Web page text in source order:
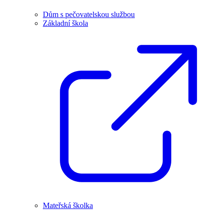
Dům s pečovatelskou službou
Základní škola
Mateřská školka